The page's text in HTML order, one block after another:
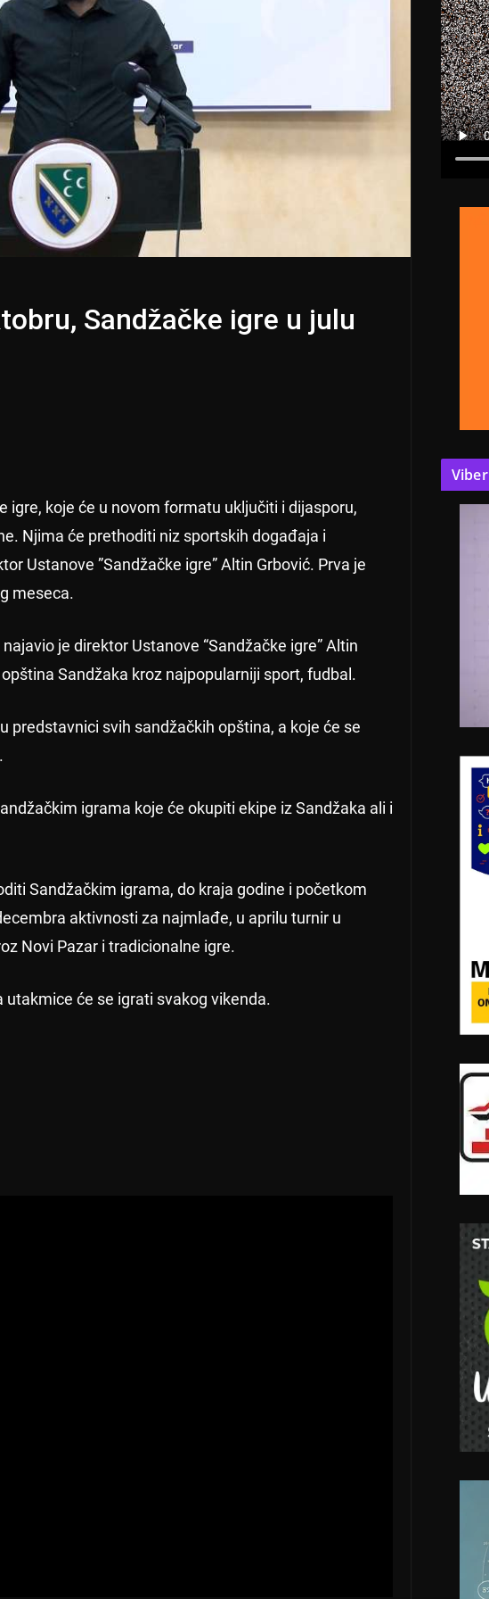
Sandžačke igre u julu
igre, koje će u novom formatu uključiti i dijasporu,
Njima će prethoditi niz sportskih događaja i
Ustanove ”Sandžačke igre” Altin Grbović. Prva je
meseca.
je direktor Ustanove “Sandžačke igre” Altin
Sandžaka kroz najpopularniji sport, fudbal.
predstavnici svih sandžačkih opština, a koje će se
igrama koje će okupiti ekipe iz Sandžaka ali i
Sandžačkim igrama, do kraja godine i početkom
aktivnosti za najmlađe, u aprilu turnir u
Novi Pazar i tradicionalne igre.
će se igrati svakog vikenda.
Viber